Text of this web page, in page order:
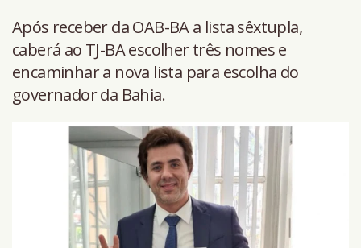
Após receber da OAB-BA a lista sêxtupla,
caberá ao TJ-BA escolher três nomes e
encaminhar a nova lista para escolha do
governador da Bahia.